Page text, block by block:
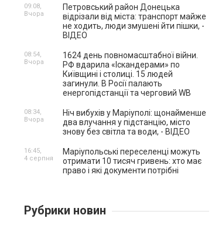
Петровський район Донецька
відрізали від міста: транспорт майже
не ходить, люди змушені йти пішки, -
ВІДЕО
09:08,
Вчора
1624 день повномасштабної війни.
РФ вдарила «Іскандерами» по
Київщині і столиці. 15 людей
загинули. В Росії палають
енергопідстанції та черговий WB
08:54,
Вчора
Ніч вибухів у Маріуполі: щонайменше
два влучання у підстанцію, місто
знову без світла та води, - ВІДЕО
08:34,
Вчора
Маріупольські переселенці можуть
отримати 10 тисяч гривень: хто має
право і які документи потрібні
16:45,
4 серпня
Рубрики новин